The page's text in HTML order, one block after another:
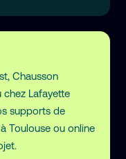
Chausson
chez Lafayette
supports de
Toulouse ou online